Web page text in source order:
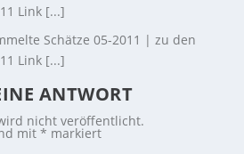
Link [...]
Schätze 05-2011 | zu den
Link [...]
ANTWORT
nicht veröffentlicht.
mit* markiert